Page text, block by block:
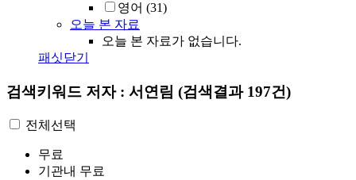
영어 (31)
오늘 본 자료
오늘 본 자료가 없습니다.
패싯닫기
검색키워드 저자 : 서연림 (검색결과 197건)
전체선택
무료
기관내 무료